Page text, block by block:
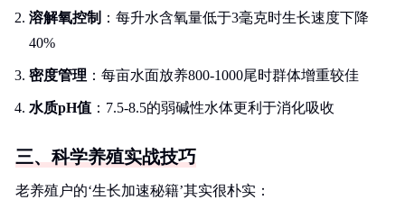
溶解氧控制 ：每升水含氧量低于3毫克时生长速度下降
40%
密度管理 ：每亩水面放养800-1000尾时群体增重较佳
水质pH值 ：7.5-8.5的弱碱性水体更利于消化吸收
三、科学养殖实战技巧
老养殖户的‘生长加速秘籍’其实很朴实：